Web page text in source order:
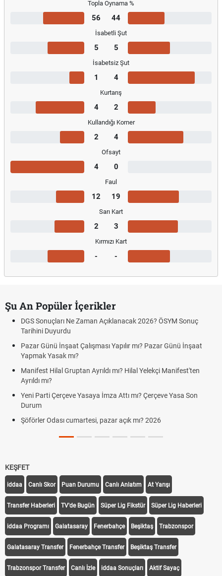
Topla Oynama %
56 44
İsabetli Şut
5 5
İsabetsiz Şut
1 4
Kurtarış
4 2
Kullandığı Korner
2 4
Ofsayt
4 0
Faul
12 19
Sarı Kart
2 3
Kırmızı Kart
- -
Şu An Popüler İçerikler
DGS Sonuçları Ne Zaman Açıklanacak 2026? ÖSYM Sonuç
Tarihini Duyurdu
Pazar Günü İnşaat Çalışması Yapılır mı? Pazar Günü İnşaat
Yapmak Yasak mı?
Manifest Hilal Gruptan Ayrıldı mı? Hilal Yelekçi Manifest'ten
Ayrıldı mı?
Yeni Parti Çerçeve Yasaya İmza Attı mı? Çerçeve Yasa Son
Durum
Şöförler Odası cumartesi, pazar açık mı? 2026
KEŞFET
iddaa Canlı Skor Puan Durumu Canlı Anlatım At Yarışı
Transfer Haberleri TV'de Bugün Süper Lig Fikstür Süper Lig Haberleri
iddaa Programı Galatasaray Fenerbahçe Beşiktaş Trabzonspor
Galatasaray Transfer Fenerbahçe Transfer Beşiktaş Transfer
Trabzonspor Transfer Canlı İzle iddaa Sonuçları Aktif Sayaç